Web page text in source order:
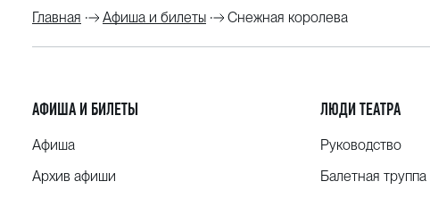
Главная Афиша и билеты Снежная королева
АФИША И БИЛЕТЫ
Афиша
Архив афиши
ЛЮДИ ТЕАТРА
Руководство
Балетная труппа